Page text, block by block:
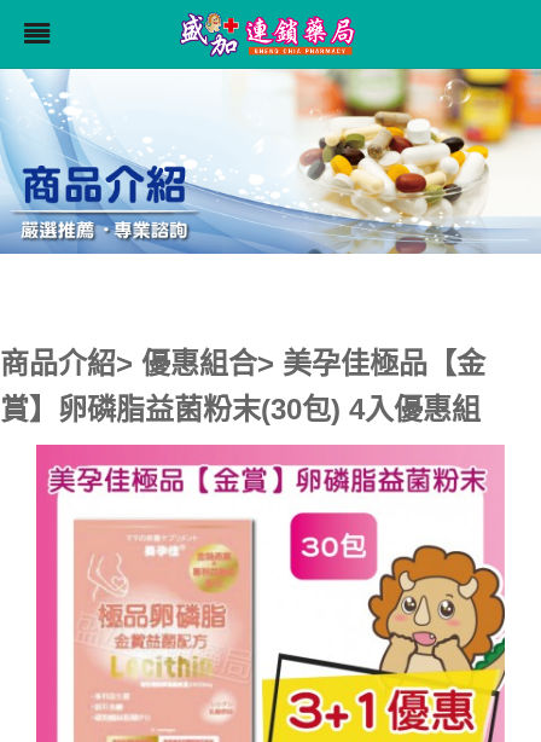
商品介紹> 優惠組合> 美孕佳極品【金
賞】卵磷脂益菌粉末(30包) 4入優惠組